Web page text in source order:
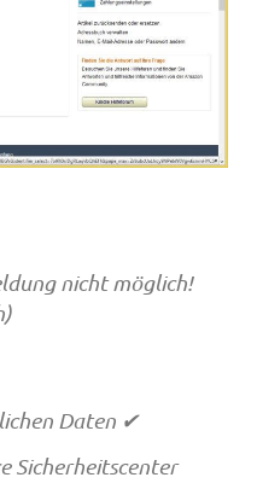
nicht möglich!
Daten ✔
Sicherheitscenter